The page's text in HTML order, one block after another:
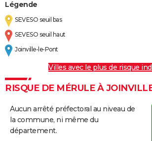
Légende
SEVESO seuil bas
SEVESO seuil haut
Joinville-le-Pont
Villes avec le plus de risque
RISQUE DE MÉRULE À
Aucun arrêté préfectoral au niveau de
la commune, ni même du
département.